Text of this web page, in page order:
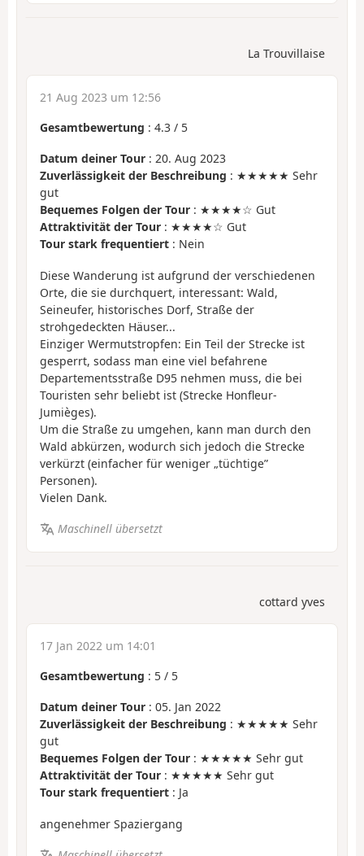
La Trouvillaise
21 Aug 2023 um 12:56
Gesamtbewertung : 4.3 / 5
Datum deiner Tour : 20. Aug 2023
Zuverlässigkeit der Beschreibung : ★★★★★ Sehr
gut
Bequemes Folgen der Tour : ★★★★☆ Gut
Attraktivität der Tour : ★★★★☆ Gut
Tour stark frequentiert : Nein
Diese Wanderung ist aufgrund der verschiedenen
Orte, die sie durchquert, interessant: Wald,
Seineufer, historisches Dorf, Straße der
strohgedeckten Häuser...
Einziger Wermutstropfen: Ein Teil der Strecke ist
gesperrt, sodass man eine viel befahrene
Departementsstraße D95 nehmen muss, die bei
Touristen sehr beliebt ist (Strecke Honfleur-
Jumièges).
Um die Straße zu umgehen, kann man durch den
Wald abkürzen, wodurch sich jedoch die Strecke
verkürzt (einfacher für weniger „tüchtige”
Personen).
Vielen Dank.
Maschinell übersetzt
cottard yves
17 Jan 2022 um 14:01
Gesamtbewertung : 5 / 5
Datum deiner Tour : 05. Jan 2022
Zuverlässigkeit der Beschreibung : ★★★★★ Sehr
gut
Bequemes Folgen der Tour : ★★★★★ Sehr gut
Attraktivität der Tour : ★★★★★ Sehr gut
Tour stark frequentiert : Ja
angenehmer Spaziergang